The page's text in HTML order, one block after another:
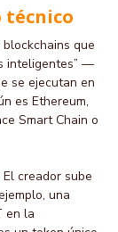
técnico
que
inteligentes” —
se ejecutan en
es Ethereum,
Smart Chain o
El creador sube
una
en la